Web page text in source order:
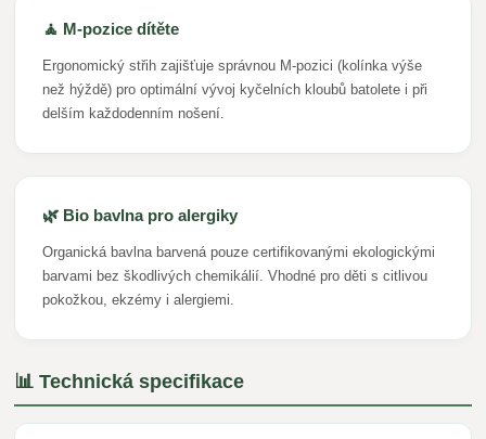
🧘 M-pozice dítěte
Ergonomický střih zajišťuje správnou M-pozici (kolínka výše
než hýždě) pro optimální vývoj kyčelních kloubů batolete i při
delším každodenním nošení.
🌿 Bio bavlna pro alergiky
Organická bavlna barvená pouze certifikovanými ekologickými
barvami bez škodlivých chemikálií. Vhodné pro děti s citlivou
pokožkou, ekzémy i alergiemi.
📊 Technická specifikace